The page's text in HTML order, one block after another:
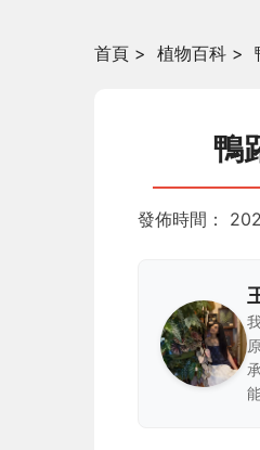
首頁 > 植物百科 >
鴨
發佈時間：